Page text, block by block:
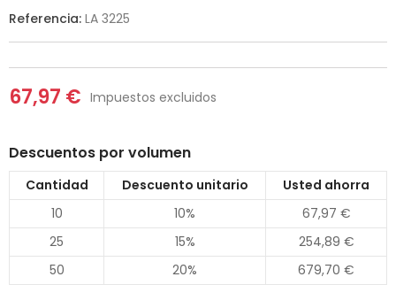
Referencia: LA 3225
67,97 € Impuestos excluidos
Descuentos por volumen
Cantidad Descuento unitario
Usted ahorra
10
10%
67,97 €
25
15%
254,89 €
50
20% 679,70 €